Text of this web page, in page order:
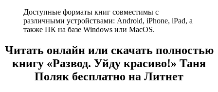
Доступные форматы книг совместимы с
различными устройствами: Android, iPhone, iPad, а
также ПК на базе Windows или MacOS.
Читать онлайн или скачать полностью
книгу «Развод. Уйду красиво!» Таня
Поляк бесплатно на Литнет